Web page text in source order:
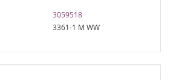
3059518
3361-1 M WW